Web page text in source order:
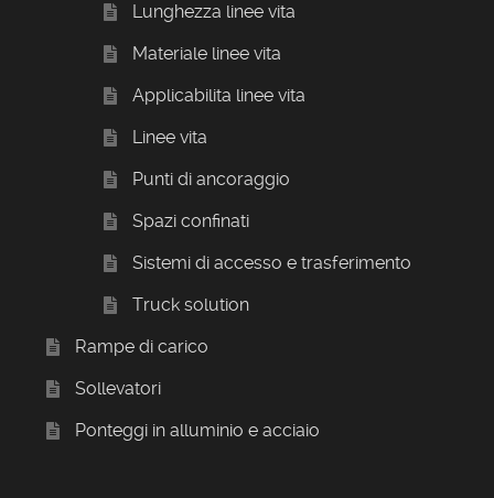
Lunghezza linee vita
Materiale linee vita
Applicabilita linee vita
Linee vita
Punti di ancoraggio
Spazi confinati
Sistemi di accesso e trasferimento
Truck solution
Rampe di carico
Sollevatori
Ponteggi in alluminio e acciaio